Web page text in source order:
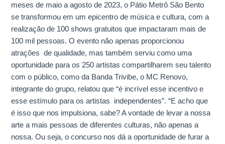
meses de maio a agosto de 2023, o Pátio Metrô São Bento
se transformou em um epicentro de música e cultura, com a
realização de 100 shows gratuitos que impactaram mais de
100 mil pessoas. O evento não apenas proporcionou
atrações de qualidade, mas também serviu como uma
oportunidade para os 250 artistas compartilharem seu talento
com o público, como da Banda Trivibe, o MC Renovo,
integrante do grupo, relatou que “é incrível esse incentivo e
esse estímulo para os artistas independentes”. “E acho que
é isso que nos impulsiona, sabe? A vontade de levar a nossa
arte a mais pessoas de diferentes culturas, não apenas a
nossa. Ou seja, o concurso nos dá a oportunidade de furar a